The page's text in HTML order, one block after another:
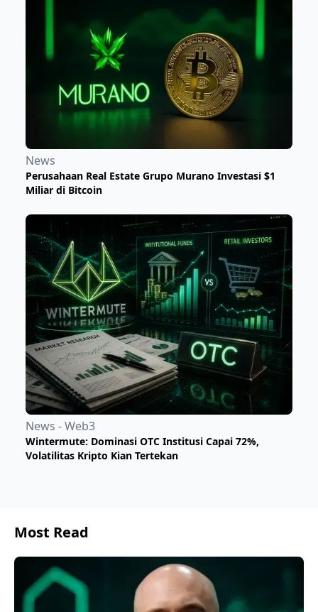
News
Perusahaan Real Estate Grupo Murano Investasi $1
Miliar di Bitcoin
News - Web3
Wintermute: Dominasi OTC Institusi Capai 72%,
Volatilitas Kripto Kian Tertekan
Most Read